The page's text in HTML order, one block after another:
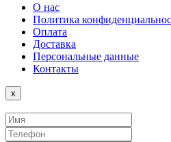
О нас
Политика
Оплата
Доставка
Персональные данные
Контакты
x